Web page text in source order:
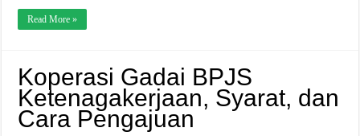
Read More »
Koperasi Gadai BPJS
Ketenagakerjaan, Syarat, dan
Cara Pengajuan